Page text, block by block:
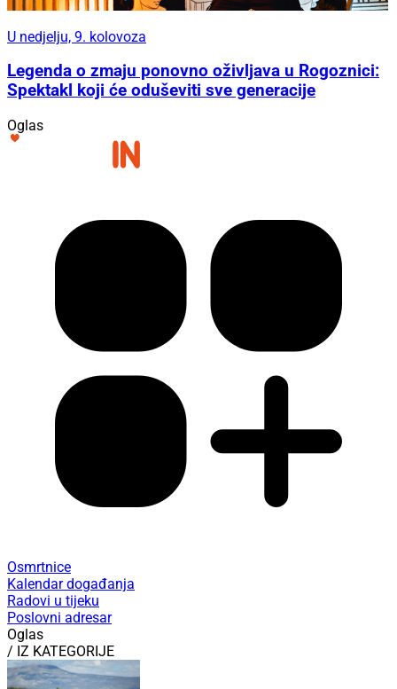
U nedjelju, 9. kolovoza
Legenda o zmaju ponovno oživljava u Rogoznici:
Spektakl koji će oduševiti sve generacije
Oglas
Osmrtnice
Kalendar događanja
Radovi u tijeku
Poslovni adresar
Oglas
/ IZ KATEGORIJE